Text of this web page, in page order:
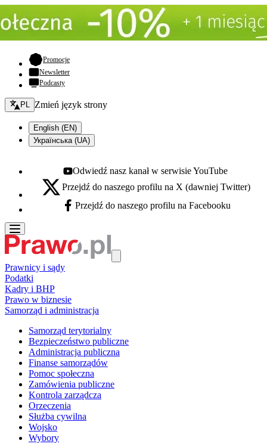
Promocje- otwiera się w nowej karcie
Newsletter
Podcasty
Zmień język - bieżący:
PL Zmień język strony
English (EN)
Українська (UA)
Youtube - otwiera się w nowej karcie
Odwiedź nasz kanał w serwisie YouTube
X - otwiera się w nowej karcie
Przejdź do naszego profilu na X (dawniej Twitter)
Facebook - otwiera się w nowej karcie
Przejdź do naszego profilu na Facebooku
Prawnicy i sądy
Podatki
Kadry i BHP
Prawo w biznesie
Samorząd i administracja
Samorząd terytorialny
Bezpieczeństwo publiczne
Administracja publiczna
Finanse samorządów
Pomoc społeczna
Zamówienia publiczne
Kontrola zarządcza
Orzeczenia
Służba cywilna
Wojsko
Wybory